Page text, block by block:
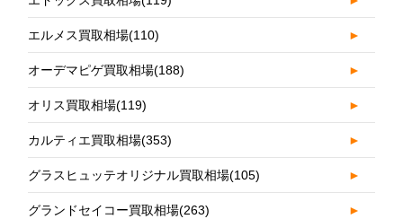
エルメス買取相場(110) ►
オーデマピゲ買取相場(188) ►
オリス買取相場(119) ►
カルティエ買取相場(353) ►
グラスヒュッテオリジナル買取相場(105) ►
グランドセイコー買取相場(263) ►